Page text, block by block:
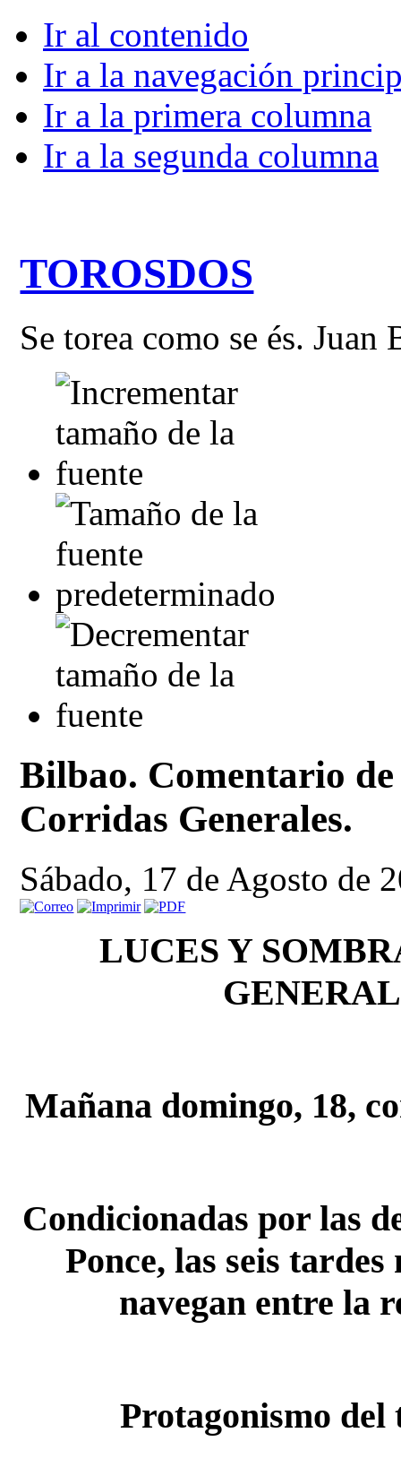
Ir al contenido
Ir a la navegación
Ir a la primera columna
Ir a la segunda columna
TOROSDOS
Se torea como se és. Juan
Bilbao. Comentario
Corridas Generales.
Sábado, 17 de Agosto de
LUCES Y
Mañana domingo, 18,
Condicionadas por las
Ponce, las seis
navegan entre la
Protagonismo del